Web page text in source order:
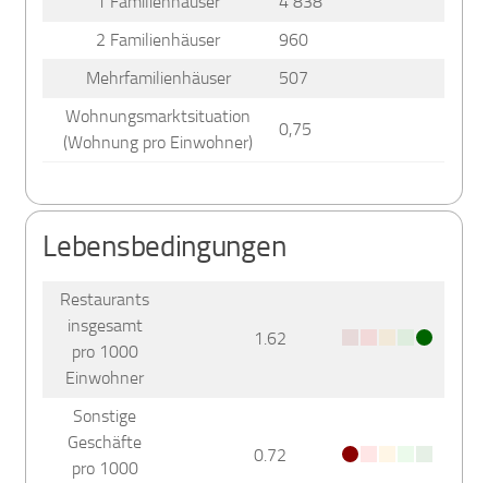
2 Familienhäuser
960
Mehrfamilienhäuser
507
Wohnungsmarktsituation
(Wohnung pro Einwohner)
0,75
Lebensbedingungen
Restaurants
insgesamt
pro 1000
Einwohner
1.62
Sonstige
Geschäfte
pro 1000
0.72